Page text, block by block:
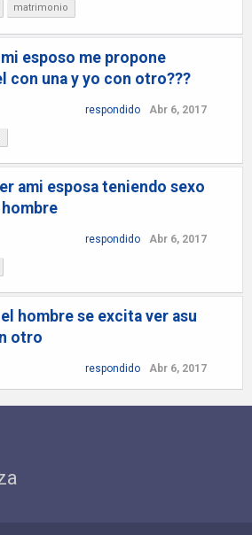
matrimonio
mi esposo me propone
con una y yo con otro???
respondido Abr 6, 2017
ami esposa teniendo sexo
respondido Abr 6, 2017
hombre se excita ver asu
otro
respondido Abr 6, 2017